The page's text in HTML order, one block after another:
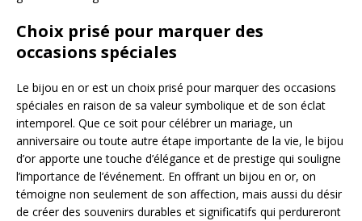
Choix prisé pour marquer des
occasions spéciales
Le bijou en or est un choix prisé pour marquer des occasions
spéciales en raison de sa valeur symbolique et de son éclat
intemporel. Que ce soit pour célébrer un mariage, un
anniversaire ou toute autre étape importante de la vie, le bijou
d’or apporte une touche d’élégance et de prestige qui souligne
l’importance de l’événement. En offrant un bijou en or, on
témoigne non seulement de son affection, mais aussi du désir
de créer des souvenirs durables et significatifs qui perdureront